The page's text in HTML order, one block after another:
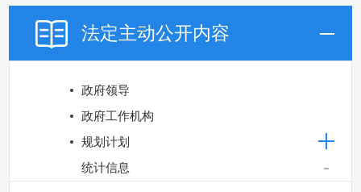
法定主动公开内容
政府领导
政府工作机构
规划计划
统计信息